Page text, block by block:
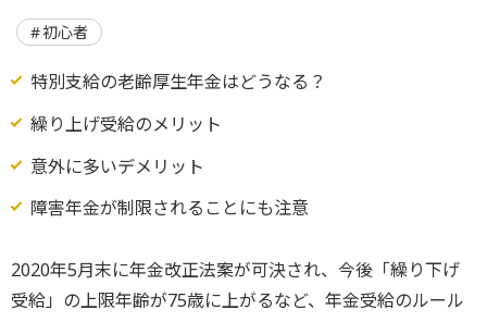
初心者
特別支給の老齢厚生年金はどうなる？
繰り上げ受給のメリット
意外に多いデメリット
障害年金が制限されることにも注意
2020年5月末に年金改正法案が可決され、今後「繰り下げ
受給」の上限年齢が75歳に上がるなど、年金受給のルール